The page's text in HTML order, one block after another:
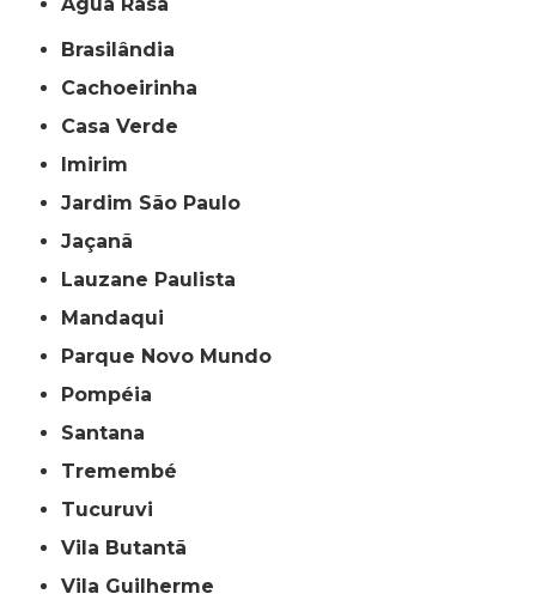
Brasilândia
Cachoeirinha
Casa Verde
Imirim
Jardim São Paulo
Jaçanã
Lauzane Paulista
Mandaqui
Parque Novo Mundo
Pompéia
Santana
Tremembé
Tucuruvi
Vila Butantã
Vila Guilherme